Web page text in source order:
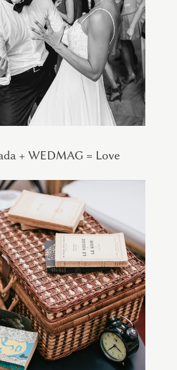
+ WEDMAG = Love